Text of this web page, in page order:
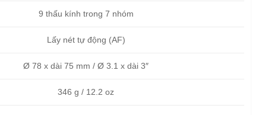
9 thấu kính trong 7 nhóm
Lấy nét tự động (AF)
Ø 78 x dài 75 mm / Ø 3.1 x dài 3″
346 g / 12.2 oz